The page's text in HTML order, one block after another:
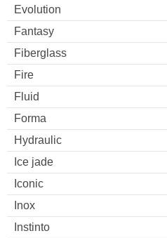
Evolution
Fantasy
Fiberglass
Fire
Fluid
Forma
Hydraulic
Ice jade
Iconic
Inox
Instinto